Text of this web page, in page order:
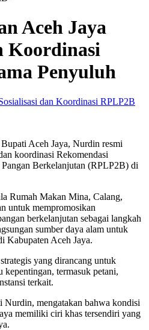
Aceh Jaya
Koordinasi
Penyuluh
Aceh Jaya, Nurdin resmi
koordinasi Rekomendasi
Berkelanjutan (RPLP2B) di
Rumah Makan Mina, Calang,
untuk mempromosikan
berkelanjutan sebagai langkah
sumber daya alam untuk
Kabupaten Aceh Jaya.
yang dirancang untuk
kepentingan, termasuk petani,
terkait.
Nurdin, mengatakan bahwa kondisi
memiliki ciri khas tersendiri yang